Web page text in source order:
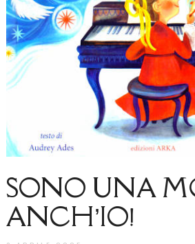
SONO UNA
ANCH’IO!